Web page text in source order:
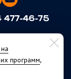
477-46-75
с 11 до 20
программ,